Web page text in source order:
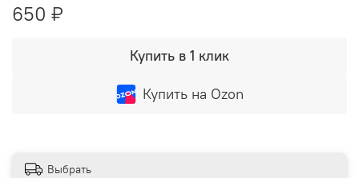
650 ₽
Купить в 1 клик
Купить на Ozon
Выбрать